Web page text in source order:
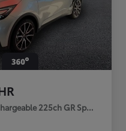
225ch GR Sport